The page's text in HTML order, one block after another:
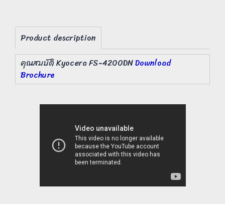
Product description
คุณสมบัติ Kyocera FS-4200DNDownload
Brochure